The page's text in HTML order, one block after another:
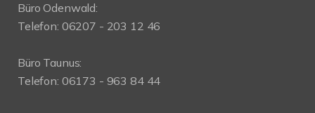
Büro Odenwald:
Telefon: 06207 - 203 12 46
Büro Taunus:
Telefon: 06173 - 963 84 44